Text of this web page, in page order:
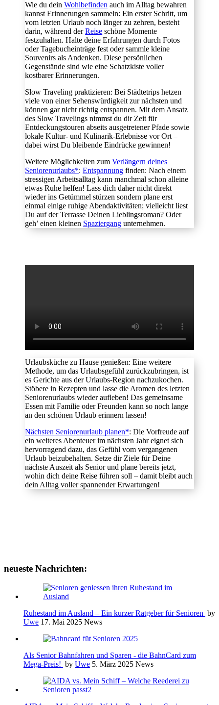
Wie du deinWohlbefinden auch im Alltag bewahren
kannst Erinnerungen sammeln: Ein erster Schritt, um
vom letzten Urlaub noch länger zu zehren, besteht
darin, während derReise schöne Momente
festzuhalten. Halte deine Erfahrungen durch Fotos
oder Tagebucheinträge fest oder sammle kleine
Souvenirs als Andenken. Diese persönlichen
Gegenstände sind wie eine Schatzkiste voller
kostbarer Erinnerungen.
Slow Traveling praktizieren: Bei Städtetrips hetzen
viele von einer Sehenswürdigkeit zur nächsten und
können gar nicht richtig entspannen. Mit dem Ansatz
des Slow Travelings nimmst du dir Zeit für
Entdeckungstouren abseits ausgetretener Pfade sowie
lokale Kultur- und Kulinarik-Erlebnisse vor Ort –
dabei wirst Du bleibende Eindrücke gewinnen!
Weitere Möglichkeiten zumVerlängern deines
Seniorenurlaubs*:Entspannung finden: Nach einem
stressigen Arbeitsalltag kann manchmal schon alleine
etwas Ruhe helfen! Lass dich daher nicht direkt
wieder ins Getümmel stürzen sondern plane erst
einmal einige ruhige Abendaktivitäten; vielleicht liest
Du auf der Terrasse Deinen Lieblingsroman? Oder
geh’ einen kleinen Spaziergang unternehmen.
Urlaubsküche zu Hause genießen: Eine weitere
Methode, um das Urlaubsgefühl zurückzubringen, ist
es Gerichte aus der Urlaubs-Region nachzukochen.
Stöbere in Rezepten und lasse die Aromen des letzten
Seniorenurlaubs wieder aufleben! Das gemeinsame
Essen mit Familie oder Freunden kann so noch lange
an den schönen Urlaub erinnern lassen!
Nächsten Seniorenurlaub planen*: Die Vorfreude auf
ein weiteres Abenteuer im nächsten Jahr eignet sich
hervorragend dazu, das Gefühl vom vergangenen
Urlaub beizubehalten. Setze dir Ziele für Deine
nächste Auszeit als Senior und plane bereits jetzt,
wohin dich deine Reise führen soll – damit bleibt auch
dein Alltag voller spannender Erwartungen!
neueste Nachrichten:
Ruhestand im Ausland – Ein kurzer Ratgeber für Senioren by
Uwe 17. Mai 2025 News
Als Senior Bahnfahren und Sparen - die BahnCard zum
Mega-Preis! by Uwe 5. März 2025 News